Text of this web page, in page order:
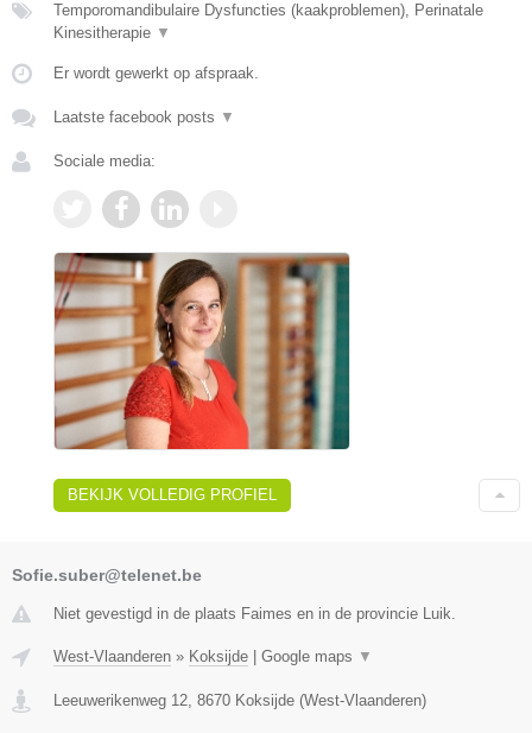
Temporomandibulaire Dysfuncties (kaakproblemen), Perinatale
Kinesitherapie ▼
Er wordt gewerkt op afspraak.
Laatste facebook posts ▼
Sociale media:
BEKIJK VOLLEDIG PROFIEL
Sofie.suber@telenet.be
Niet gevestigd in de plaats Faimes en in de provincie Luik.
West-Vlaanderen » Koksijde | Google maps ▼
Leeuwerikenweg 12 8670 Koksijde (West-Vlaanderen)